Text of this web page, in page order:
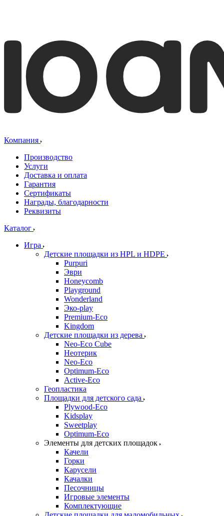
Компания
Производство
Услуги
Доставка и оплата
Гарантия
Сертификаты
Награды, благодарности
Реквизиты
Каталог
Игра
Детские площадки из HPL и HDPE
Purpuri
Эври
Honeycomb
Playground
Wonderland
Эко-play
Premium-Eco
Kingdom
Детские площадки из дерева
Neo-Eco Cube
Неотерик
Neo-Eco
Оptimum-Еco
Active-Eco
Геопластика
Площадки для детского сада
Plywood-Eco
Kidsplay
Sweetplay
Оptimum-Еco
Элементы для детских площадок
Качели
Горки
Карусели
Качалки
Песочницы
Игровые элементы
Комплектующие